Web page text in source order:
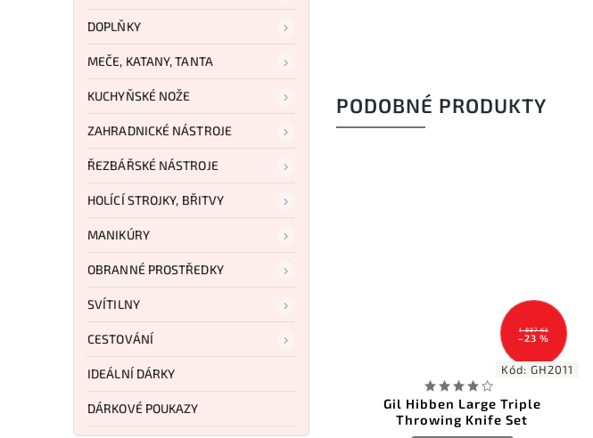
DOPLŇKY
MEČE, KATANY, TANTA
KUCHYŇSKÉ NOŽE
ZAHRADNICKÉ NÁSTROJE
ŘEZBÁŘSKÉ NÁSTROJE
HOLÍCÍ STROJKY, BŘITVY
MANIKÚRY
OBRANNÉ PROSTŘEDKY
SVÍTILNY
CESTOVÁNÍ
IDEÁLNÍ DÁRKY
DÁRKOVÉ POUKAZY
PODOBNÉ PRODUKTY
–23 %
Gil Hibben Large Triple
1 499 Kč
–9 %
Kód:02SC216
Böker Magnum Flying Bowie